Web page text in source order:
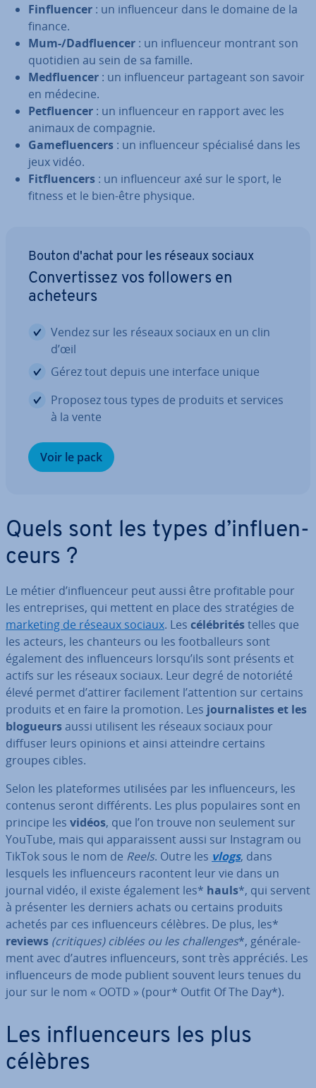
Fin­fluen­cer : un in­fluen­ceur dans le domaine de la
finance.
Mum-/Dad­fluen­cer : un in­fluen­ceur montrant son
quotidien au sein de sa famille.
Med­fluen­cer : un in­fluen­ceur par­ta­geant son savoir
en médecine.
Pet­fluen­cer : un in­fluen­ceur en rapport avec les
animaux de compagnie.
Ga­me­fluen­cers : un in­fluen­ceur spé­cia­lisé dans les
jeux vidéo.
Fit­fluen­cers : un in­fluen­ceur axé sur le sport, le
fitness et le bien-être physique.
Bouton d'achat pour les réseaux sociaux
Con­ver­tis­sez vos followers en
acheteurs
Vendez sur les réseaux sociaux en un clin
d’œil
Gérez tout depuis une interface unique
Proposez tous types de produits et services
à la vente
Voir le pack
Quels sont les types d’in­fluen­
ceurs ?
Le métier d’in­fluen­ceur peut aussi être pro­fi­table pour
les en­tre­prises, qui mettent en place des stra­té­gies de
marketing de réseaux sociaux. Les cé­lé­bri­téstelles que
les acteurs, les chanteurs ou les foot­bal­leurs sont
également des in­fluen­ceurs lorsqu’ils sont présents et
actifs sur les réseaux sociaux. Leur degré de notoriété
élevé permet d’attirer fa­ci­le­ment l’attention sur certains
produits et en faire la promotion. Les jour­na­listes et les
blogueursaussi utilisent les réseaux sociaux pour
diffuser leurs opinions et ainsi atteindre certains
groupes cibles.
Selon les pla­te­formes utilisées par les in­fluen­ceurs, les
contenus seront dif­fé­rents. Les plus po­pu­laires sont en
principe les vidéos, que l’on trouve non seulement sur
YouTube, mais qui ap­pa­rais­sent aussi sur Instagram ou
TikTok sous le nom de Reels. Outre les vlogs, dans
lesquels les in­fluen­ceurs racontent leur vie dans un
journal vidéo, il existe également les* hauls*, qui servent
à présenter les derniers achats ou certains produits
achetés par ces in­fluen­ceurs célèbres. De plus, les*
reviews (critiques) ciblées ou les chal­lenges*, gé­né­ra­le­
ment avec d’autres in­fluen­ceurs, sont très appréciés. Les
in­fluen­ceurs de mode publient souvent leurs tenues du
jour sur le nom « OOTD » (pour* Outfit Of The Day*).
Les in­fluen­ceurs les plus
célèbres